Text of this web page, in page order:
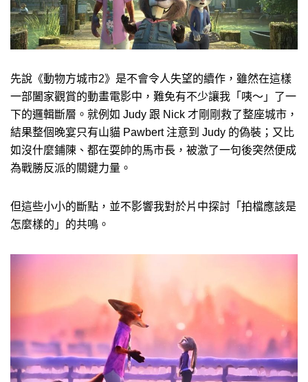
先說《動物方城市2》是不會令人失望的續作，雖然在這樣
一部闔家觀賞的動畫電影中，難免有不少讓我「咦～」了一
下的邏輯斷層。就例如 Judy 跟 Nick 才剛剛救了整座城市，
結果整個晚宴只有山貓 Pawbert 注意到 Judy 的偽裝；又比
如沒什麼鋪陳、都在耍帥的馬市長，被激了一句後突然便成
為戰勝反派的關鍵力量。
但這些小小的斷點，並不影響我對於片中探討「拍檔應該是
怎麼樣的」的共鳴。